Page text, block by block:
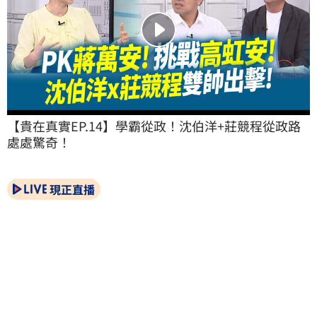
【貴在真實EP.14】學霸從政！沈伯洋+莊競程從政路
處處驚奇！
現正直播